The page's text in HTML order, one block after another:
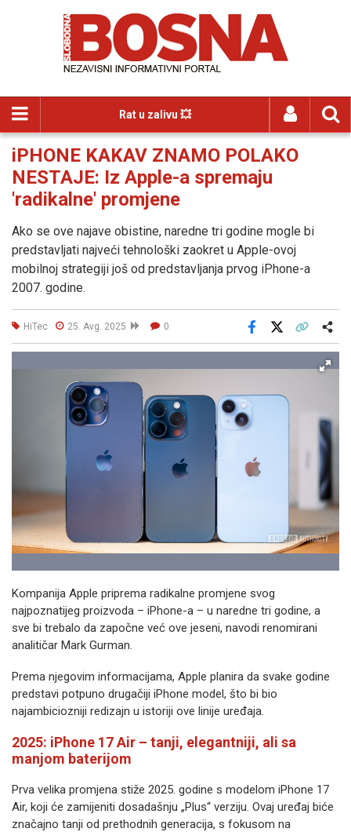
Rat u zalivu 💥
iPHONE KAKAV ZNAMO POLAKO
NESTAJE: Iz Apple-a spremaju
'radikalne' promjene
Ako se ove najave obistine, naredne tri godine mogle bi
predstavljati najveći tehnološki zaokret u Apple-ovoj
mobilnoj strategiji još od predstavljanja prvog iPhone-a
2007. godine.
HiTec 25. Avg. 2025 0
Facebook
Kompanija Apple priprema radikalne promjene svog
najpoznatijeg proizvoda – iPhone-a – u naredne tri godine, a
sve bi trebalo da započne već ove jeseni, navodi renomirani
analitičar Mark Gurman.
Prema njegovim informacijama, Apple planira da svake godine
predstavi potpuno drugačiji iPhone model, što bi bio
najambiciozniji redizajn u istoriji ove linije uređaja.
2025: iPhone 17 Air – tanji, elegantniji, ali sa
manjom baterijom
Prva velika promjena stiže 2025. godine s modelom iPhone 17
Air, koji će zamijeniti dosadašnju „Plus“ verziju. Ovaj uređaj biće
značajno tanji od prethodnih generacija, s fokusom na